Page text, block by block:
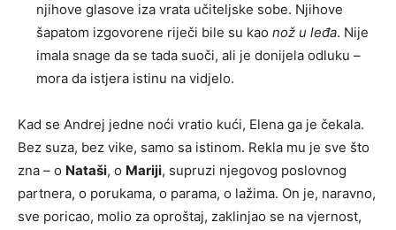
njihove glasove iza vrata učiteljske sobe. Njihove
šapatom izgovorene riječi bile su kao nož u leđa. Nije
imala snage da se tada suoči, ali je donijela odluku –
mora da istjera istinu na vidjelo.
Kad se Andrej jedne noći vratio kući, Elena ga je čekala.
Bez suza, bez vike, samo sa istinom. Rekla mu je sve što
zna – o Nataši, o Mariji, supruzi njegovog poslovnog
partnera, o porukama, o parama, o lažima. On je, naravno,
sve poricao, molio za oproštaj, zaklinjao se na vjernost,